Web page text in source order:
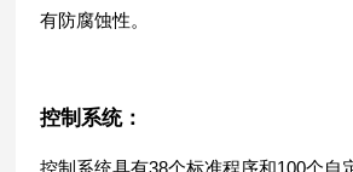
有防腐蚀性。
控制系统：
控制系统具有38个标准程序和100个自